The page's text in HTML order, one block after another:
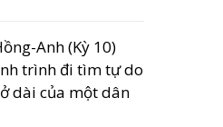
Anh (Kỳ 10)
trình đi tìm tự do
dài của một dân